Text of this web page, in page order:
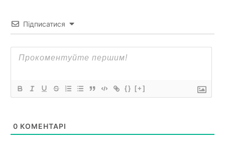
Підписатися
{} [+]
0 КОМЕНТАРІ